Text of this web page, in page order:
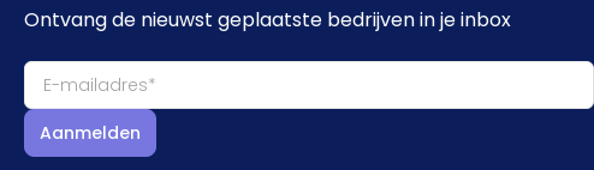
Ontvang de nieuwst geplaatste bedrijven in je inbox
Aanmelden